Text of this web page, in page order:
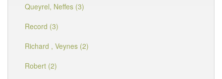
Queyrel, Neffes (3)
Record (3)
Richard , Veynes (2)
Robert (2)